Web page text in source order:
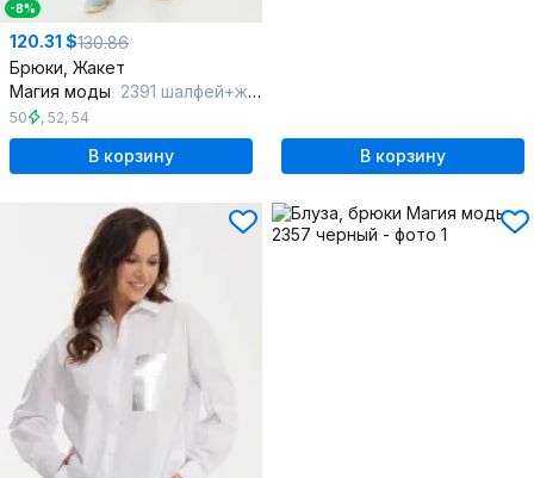
-8%
120.31 $130.86
Брюки, Жакет
Магия моды 2391 шалфей+желтый
50 , 52, 54
В корзину В корзину